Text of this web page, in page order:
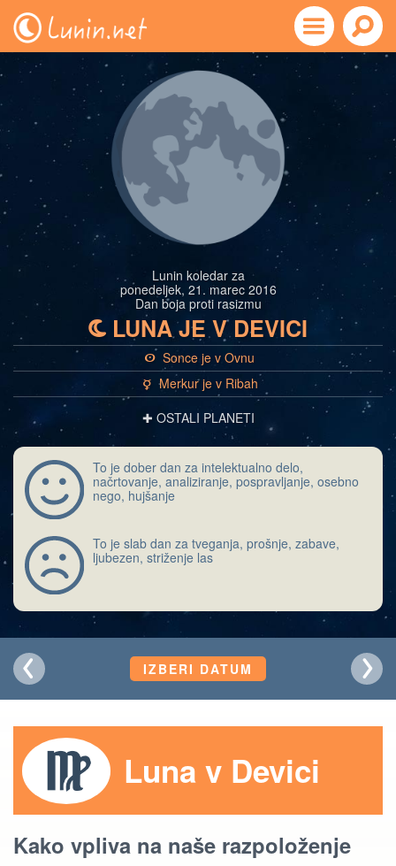
Lunin koledar za
ponedeljek, 21. marec 2016
Dan boja proti rasizmu
b LUNA JE V DEVICI
a Sonce je v Ovnu
c Merkur je v Ribah
✚ OSTALI PLANETI
To je dober dan za intelektualno delo,
načrtovanje, analiziranje, pospravljanje, osebno
nego, hujšanje
To je slab dan za tveganja, prošnje, zabave,
ljubezen, striženje las
IZBERI DATUM
Luna v Devici
Kako vpliva na naše razpoloženje